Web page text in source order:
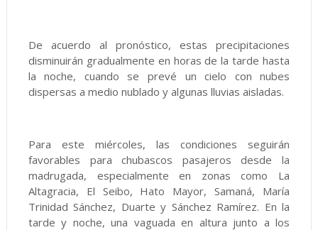
De acuerdo al pronóstico, estas precipitaciones
disminuirán gradualmente en horas de la tarde hasta
la noche, cuando se prevé un cielo con nubes
dispersas a medio nublado y algunas lluvias aisladas.
Para este miércoles, las condiciones seguirán
favorables para chubascos pasajeros desde la
madrugada, especialmente en zonas como La
Altagracia, El Seibo, Hato Mayor, Samaná, María
Trinidad Sánchez, Duarte y Sánchez Ramírez. En la
tarde y noche, una vaguada en altura junto a los